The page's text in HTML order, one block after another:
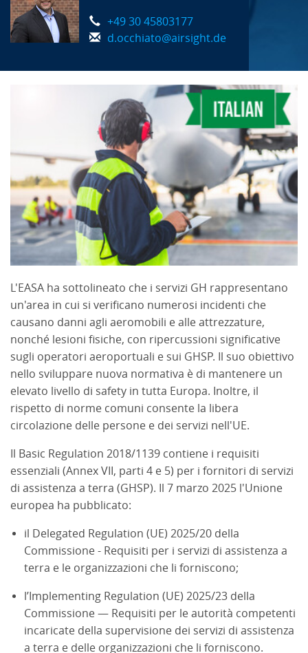
+49 30 45803177
d.occhiato@airsight.de
L'EASA ha sottolineato che i servizi GH rappresentano
un'area in cui si verificano numerosi incidenti che
causano danni agli aeromobili e alle attrezzature,
nonché lesioni fisiche, con ripercussioni significative
sugli operatori aeroportuali e sui GHSP. Il suo obiettivo
nello sviluppare nuova normativa è di mantenere un
elevato livello di safety in tutta Europa. Inoltre, il
rispetto di norme comuni consente la libera
circolazione delle persone e dei servizi nell'UE.
Il Basic Regulation 2018/1139 contiene i requisiti
essenziali (Annex VII, parti 4 e 5) per i fornitori di servizi
di assistenza a terra (GHSP). Il 7 marzo 2025 l'Unione
europea ha pubblicato:
il Delegated Regulation (UE) 2025/20 della
Commissione - Requisiti per i servizi di assistenza a
terra e le organizzazioni che li forniscono;
l’Implementing Regulation (UE) 2025/23 della
Commissione — Requisiti per le autorità competenti
incaricate della supervisione dei servizi di assistenza
a terra e delle organizzazioni che li forniscono.